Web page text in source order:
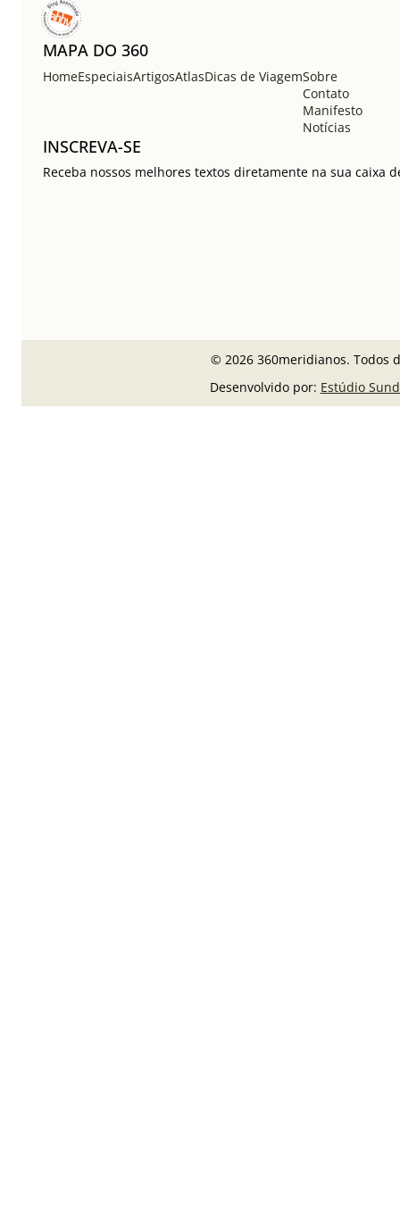
MAPA DO 360
HomeEspeciaisArtigosAtlasDicas de ViagemSobre
Contato
Manifesto
Notícias
INSCREVA-SE
Receba nossos melhores textos diretamente na sua caixa
© 2026 360meridianos. Todos
Desenvolvido por: Estúdio